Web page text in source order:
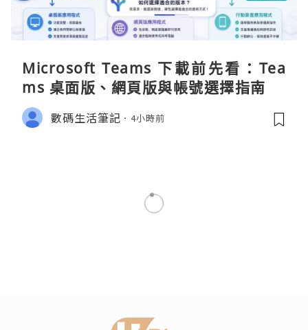
Microsoft Teams 下載前先看：Tea
ms 桌面版、網頁版與帳號選擇指南
數碼生活筆記 4小時前